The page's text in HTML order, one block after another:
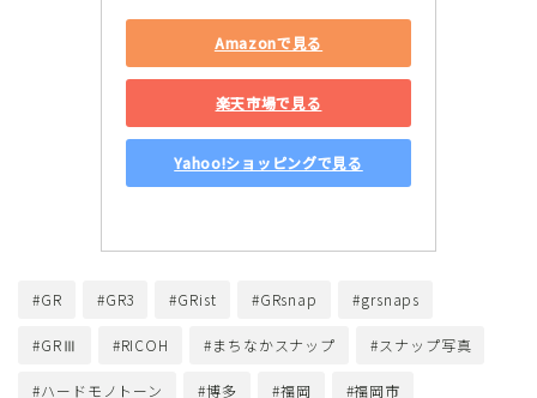
Amazonで見る
楽天市場で見る
Yahoo!ショッピングで見る
#GR #GR3 #GRist #GRsnap #grsnaps
#GRⅢ #RICOH #まちなかスナップ #スナップ写真
#ハードモノトーン #博多 #福岡 #福岡市